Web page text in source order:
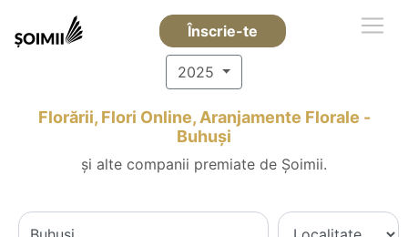
Înscrie-te
2025
Florării, Flori Online, Aranjamente Florale -
Buhuşi
și alte companii premiate de Șoimii.